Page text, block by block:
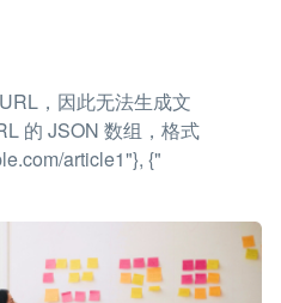
，因此无法生成文
的 JSON 数组，格式
article1"}, {"